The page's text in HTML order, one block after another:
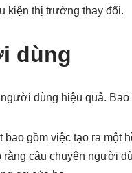
kiện thị trường thay đổi.
dùng
dùng hiệu quả. Bao
gồm việc tạo ra một
câu chuyện người